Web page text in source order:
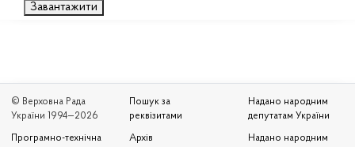
Завантажити
© Верховна Рада
України 1994—2026
Програмно-технічна
Пошук за
реквізитами
Архів
Надано народним
депутатам України
Надано народним